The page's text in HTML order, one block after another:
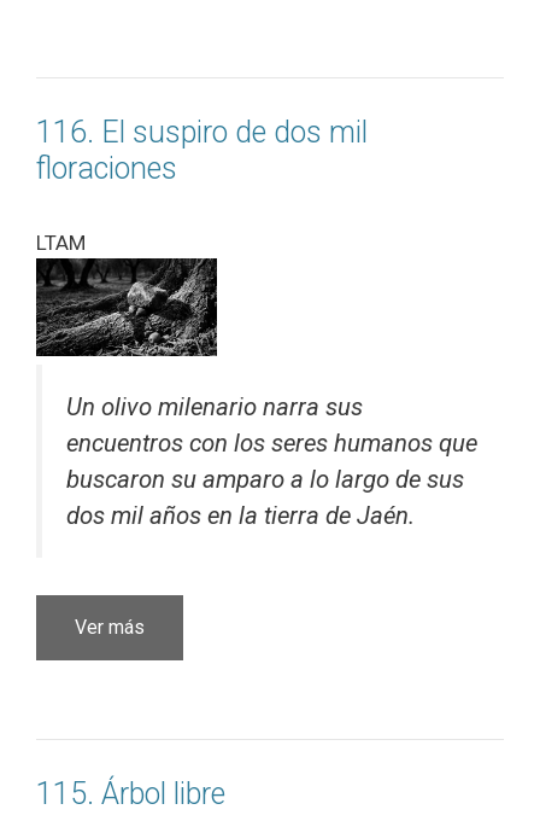
116. El suspiro de dos mil
floraciones
LTAM
Un olivo milenario narra sus
encuentros con los seres humanos que
buscaron su amparo a lo largo de sus
dos mil años en la tierra de Jaén.
Ver más
115. Árbol libre